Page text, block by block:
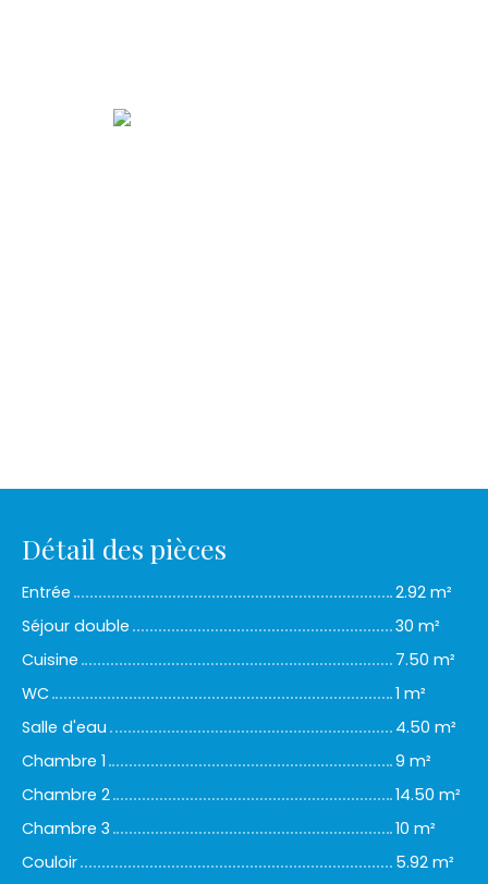
Détail des pièces
Entrée
2.92 m²
Séjour double
30 m²
Cuisine
7.50 m²
WC
1 m²
Salle d'eau
4.50 m²
Chambre 1
9 m²
Chambre 2
14.50 m²
Chambre 3
10 m²
Couloir
5.92 m²